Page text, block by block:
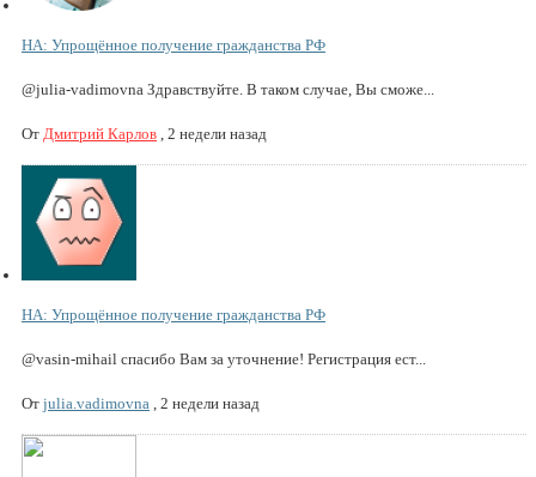
НА: Упрощённое получение гражданства РФ
@julia-vadimovna Здравствуйте. В таком случае, Вы сможе...
От Дмитрий Карлов , 2 недели назад
НА: Упрощённое получение гражданства РФ
@vasin-mihail спасибо Вам за уточнение! Регистрация ест...
От julia.vadimovna , 2 недели назад